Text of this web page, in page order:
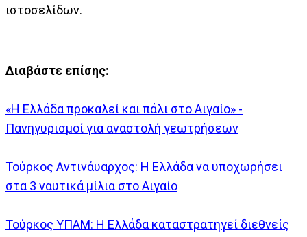
ιστοσελίδων.
Διαβάστε επίσης:
«Η Ελλάδα προκαλεί και πάλι στο Αιγαίο» -
Πανηγυρισμοί για αναστολή γεωτρήσεων
Τούρκος Αντινάυαρχος: Η Ελλάδα να υποχωρήσει
στα 3 ναυτικά μίλια στο Αιγαίο
Τούρκος ΥΠΑΜ: Η Ελλάδα καταστρατηγεί διεθνείς